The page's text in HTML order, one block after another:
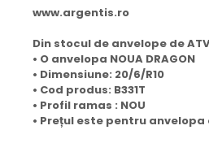
www.argentis.ro
Din stocul de anvelope de
• O anvelopa NOUA DRAGON
• Dimensiune: 20/6/R10
• Cod produs: B331T
• Profil ramas : NOU
• Prețul este pentru anvelopa